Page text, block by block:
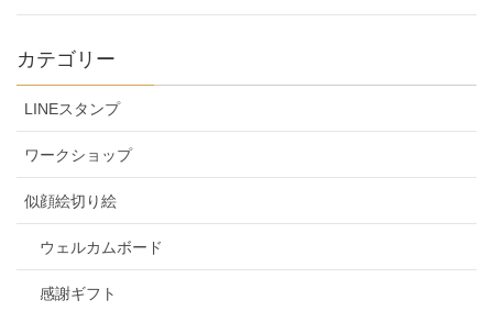
カテゴリー
LINEスタンプ
ワークショップ
似顔絵切り絵
ウェルカムボード
感謝ギフト